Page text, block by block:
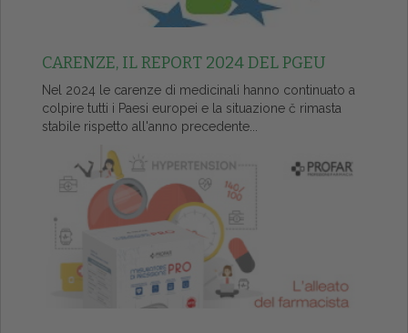
CARENZE, IL REPORT 2024 DEL PGEU
Nel 2024 le carenze di medicinali hanno continuato a
colpire tutti i Paesi europei e la situazione č rimasta
stabile rispetto all'anno precedente...